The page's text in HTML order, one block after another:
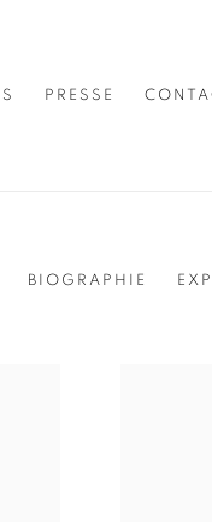
PRESSE
BIOGRAPHIE